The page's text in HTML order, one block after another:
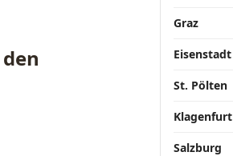
Graz
Eisenstadt
St. Pölten
Klagenfurt
Salzburg